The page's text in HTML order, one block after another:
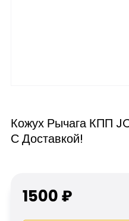
Кожух Рычага КПП
С Доставкой!
1500 ₽